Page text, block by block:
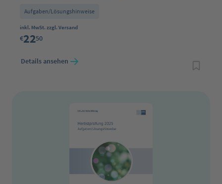
Aufgaben/Lösungshinweise
Regulärer Preis:
inkl. MwSt. zzgl. Versand
€2250
Details ansehen